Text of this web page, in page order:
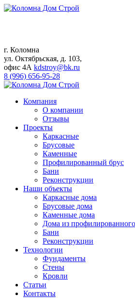
г. Коломна
ул. Октябрьская, д. 103,
офис 4А kdstroy@bk.ru
8 (996) 656-95-28
Компания
О компании
Отзывы
Проекты
Каркасные
Брусовые
Каменные
Профилированный брус
Бани
Реконструкции
Наши объекты
Каркасные дома
Брусовые дома
Каменные дома
Дома из
Бани
Реконструкции
Технологии
Фундаменты
Стены
Кровли
Статьи
Контакты